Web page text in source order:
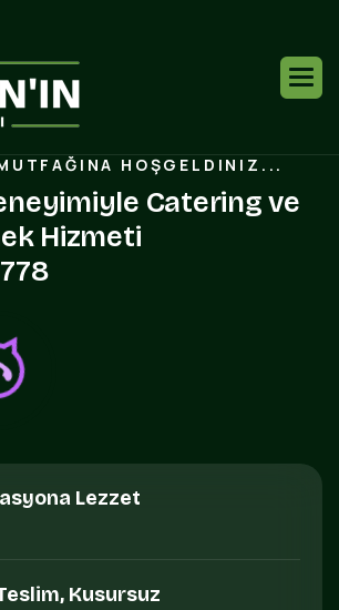
HOŞGELDINIZ...
neyimiyle Catering ve
ek Hizmeti
778
Lezzet
Kusursuz